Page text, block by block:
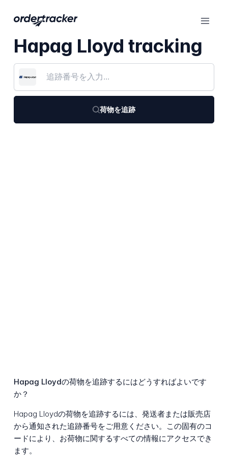
Hapag Lloyd tracking
荷物を追跡
Hapag Lloydの荷物を追跡するにはどうすればよいです
か？
Hapag Lloydの荷物を追跡するには、発送者または販売店
から通知された追跡番号をご用意ください。この固有のコ
ードにより、お荷物に関するすべての情報にアクセスでき
ます。